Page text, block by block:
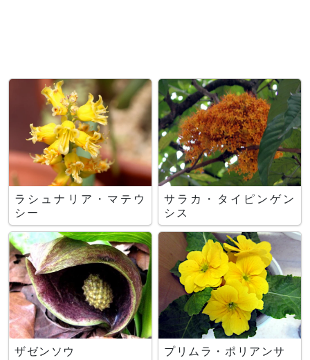
ラシュナリア・マテウ
シー
サラカ・タイピンゲン
シス
ザゼンソウ プリムラ・ポリアンサ